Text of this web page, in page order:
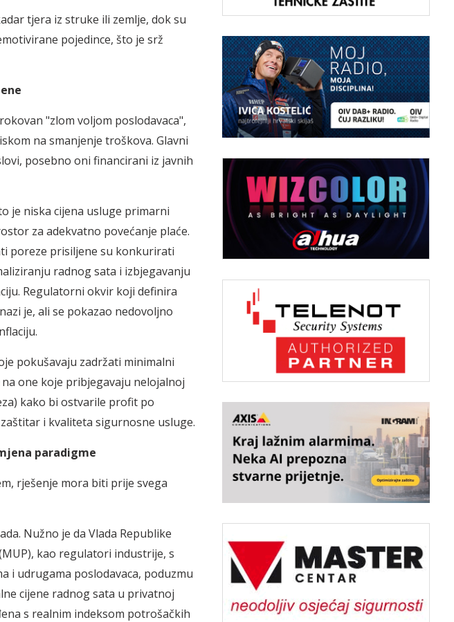
tjera iz struke ili zemlje, dok su
pojedince, što je srž
"zlom voljom poslodavaca",
na smanjenje troškova. Glavni
posebno oni financirani iz javnih
je niska cijena usluge primarni
za adekvatno povećanje plaće.
poreze prisiljene su konkurirati
radnog sata i izbjegavanju
Regulatorni okvir koji definira
je, ali se pokazao nedovoljno
pokušavaju zadržati minimalni
one koje pribjegavaju nelojalnoj
kako bi ostvarile profit po
i kvaliteta sigurnosne usluge.
paradigme
rješenje mora biti prije svega
Nužno je da Vlada Republike
kao regulatori industrije, s
i udrugama poslodavaca, poduzmu
cijene radnog sata u privatnoj
s realnim indeksom potrošačkih